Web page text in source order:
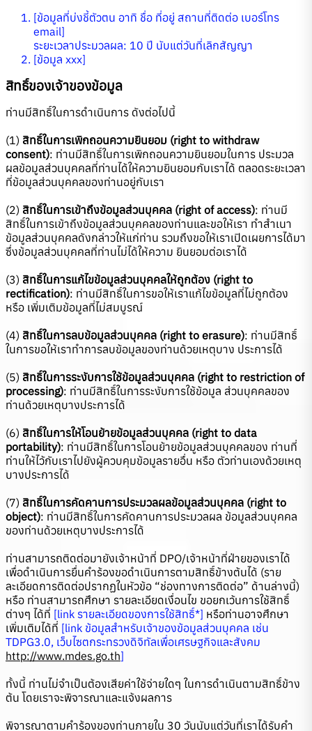
[ข้อมูลที่บ่งชี้ตัวตน อาทิ ชื่อ ที่อยู่ สถานที่ติดต่อ เบอร์โทร
email]
ระยะเวลาประมวลผล: 10 ปี นับแต่วันที่เลิกสัญญา
[ข้อมูล xxx]
สิทธิ์ของเจ้าของข้อมูล
ท่านมีสิทธิ์ในการดำเนินการ ดังต่อไปนี้
(1) สิทธิ์ในการเพิกถอนความยินยอม (right to withdraw
consent): ท่านมีสิทธิ์ในการเพิกถอนความยินยอมในการ ประมวล
ผลข้อมูลส่วนบุคคลที่ท่านได้ให้ความยินยอมกับเราได้ ตลอดระยะเวลา
ที่ข้อมูลส่วนบุคคลของท่านอยู่กับเรา
(2) สิทธิ์ในการเข้าถึงข้อมูลส่วนบุคคล (right of access): ท่านมี
สิทธิ์ในการเข้าถึงข้อมูลส่วนบุคคลของท่านและขอให้เรา ทำสำเนา
ข้อมูลส่วนบุคคลดังกล่าวให้แก่ท่าน รวมถึงขอให้เราเปิดเผยการได้มา
ซึ่งข้อมูลส่วนบุคคลที่ท่านไม่ได้ให้ความ ยินยอมต่อเราได้
(3) สิทธิ์ในการแก้ไขข้อมูลส่วนบุคคลให้ถูกต้อง (right to
rectification): ท่านมีสิทธิ์ในการขอให้เราแก้ไขข้อมูลที่ไม่ถูกต้อง
หรือ เพิ่มเติมข้อมูลที่ไม่สมบูรณ์
(4) สิทธิ์ในการลบข้อมูลส่วนบุคคล (right to erasure): ท่านมีสิทธิ์
ในการขอให้เราทำการลบข้อมูลของท่านด้วยเหตุบาง ประการได้
(5) สิทธิ์ในการระงับการใช้ข้อมูลส่วนบุคคล (right to restriction of
processing): ท่านมีสิทธิ์ในการระงับการใช้ข้อมูล ส่วนบุคคลของ
ท่านด้วยเหตุบางประการได้
(6) สิทธิ์ในการให้โอนย้ายข้อมูลส่วนบุคคล (right to data
portability): ท่านมีสิทธิ์ในการโอนย้ายข้อมูลส่วนบุคคลของ ท่านที่
ท่านให้ไว้กับเราไปยังผู้ควบคุมข้อมูลรายอื่น หรือ ตัวท่านเองด้วยเหตุ
บางประการได้
(7) สิทธิ์ในการคัดคานการประมวลผลข้อมูลส่วนบุคคล (right to
object): ท่านมีสิทธิ์ในการคัดคานการประมวลผล ข้อมูลส่วนบุคคล
ของท่านด้วยเหตุบางประการได้
ท่านสามารถติดต่อมายังเจ้าหน้าที่ DPO/เจ้าหน้าที่ฝ่ายของเราได้
เพื่อดำเนินการยื่นคำร้องขอดำเนินการตามสิทธิ์ข้างต้นได้ (ราย
ละเอียดการติดต่อปรากฏในหัวข้อ “ช่องทางการติดต่อ” ด้านล่างนี้)
หรือ ท่านสามารถศึกษา รายละเอียดเงื่อนไข ขอยกเว้นการใช้สิทธิ์
ต่างๆ ได้ที่ [link รายละเอียดของการใช้สิทธิ์*] หรือท่านอาจศึกษา
เพิ่มเติมได้ที่ [link ข้อมูลสำหรับเจ้าของข้อมูลส่วนบุคคล เช่น
TDPG3.0, เว็บไซตกระทรวงดิจิทัลเพื่อเศรษฐกิจและสังคม
http://www.mdes.go.th]
ทั้งนี้ ท่านไม่จำเป็นต้องเสียค่าใช้จ่ายใดๆ ในการดำเนินตามสิทธิ์ข้าง
ต้น โดยเราจะพิจารณาและแจ้งผลการ
พิจารณาตามคำร้องของท่านภายใน 30 วันนับแต่วันที่เราได้รับคำ